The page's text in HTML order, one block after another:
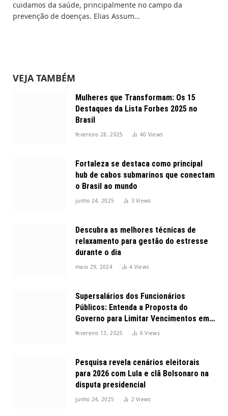
cuidamos da saúde, principalmente no campo da
prevenção de doenças. Elias Assum…
VEJA TAMBÉM
Mulheres que Transformam: Os 15
Destaques da Lista Forbes 2025 no
Brasil
fevereiro 28, 2025 40 Views
Fortaleza se destaca como principal
hub de cabos submarinos que conectam
o Brasil ao mundo
junho 24, 2025 3Views
Descubra as melhores técnicas de
relaxamento para gestão do estresse
durante o dia
maio 29, 2024 4 Views
Supersalários dos Funcionários
Públicos: Entenda a Proposta do
Governo para Limitar Vencimentos em
2025
fevereiro 13, 2025 6Views
Pesquisa revela cenários eleitorais
para 2026 com Lula e clã Bolsonaro na
disputa presidencial
junho 24, 2025 2Views